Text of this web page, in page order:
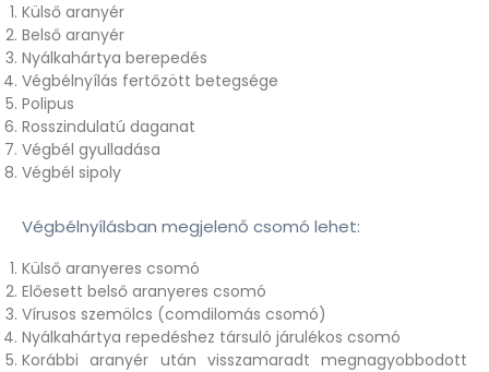
Külső aranyér
Belső aranyér
Nyálkahártya berepedés
Végbélnyílás fertőzött betegsége
Polipus
Rosszindulatú daganat
Végbél gyulladása
Végbél sipoly
Végbélnyílásban megjelenő csomó lehet:
Külső aranyeres csomó
Előesett belső aranyeres csomó
Vírusos szemölcs (comdilomás csomó)
Nyálkahártya repedéshez társuló járulékos csomó
Korábbi aranyér után visszamaradt megnagyobbodott